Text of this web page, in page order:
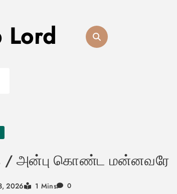
Lord
/ அன்பு கொண்ட மன்னவரே
2026 1 Mins 0